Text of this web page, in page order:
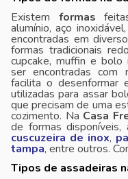
Existem formas
alumínio, aço
encontradas em
formas tradicionais
cupcake, muffin e
ser encontradas com
facilita o desenformar
utilizadas para assar
que precisam de uma
cozimento. Na Casa
de formas
cuscuzeira de inox,
tampa, entre outros.
Tipos de assadeiras